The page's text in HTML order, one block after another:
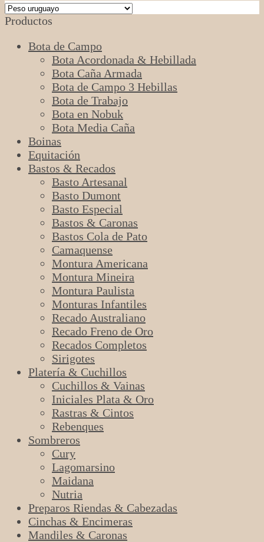
Productos
Bota de Campo
Bota Acordonada & Hebillada
Bota Caña Armada
Bota de Campo 3 Hebillas
Bota de Trabajo
Bota en Nobuk
Bota Media Caña
Boinas
Equitación
Bastos & Recados
Basto Artesanal
Basto Dumont
Basto Especial
Bastos & Caronas
Bastos Cola de Pato
Camaquense
Montura Americana
Montura Mineira
Montura Paulista
Monturas Infantiles
Recado Australiano
Recado Freno de Oro
Recados Completos
Sirigotes
Platería & Cuchillos
Cuchillos & Vainas
Iniciales Plata & Oro
Rastras & Cintos
Rebenques
Sombreros
Cury
Lagomarsino
Maidana
Nutria
Preparos Riendas & Cabezadas
Cinchas & Encimeras
Mandiles & Caronas